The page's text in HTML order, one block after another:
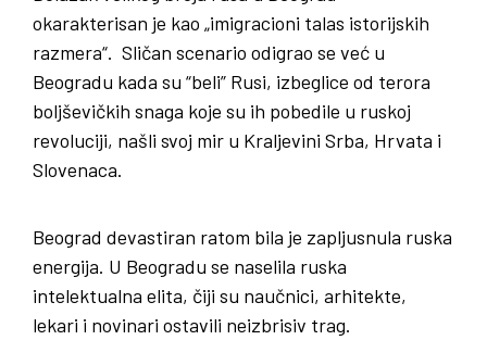
okarakterisan je kao „imigracioni talas istorijskih
razmera“. Sličan scenario odigrao se već u
Beogradu kada su “beli” Rusi, izbeglice od terora
boljševičkih snaga koje su ih pobedile u ruskoj
revoluciji, našli svoj mir u Kraljevini Srba, Hrvata i
Slovenaca.
Beograd devastiran ratom bila je zapljusnula ruska
energija. U Beogradu se naselila ruska
intelektualna elita, čiji su naučnici, arhitekte,
lekari i novinari ostavili neizbrisiv trag.